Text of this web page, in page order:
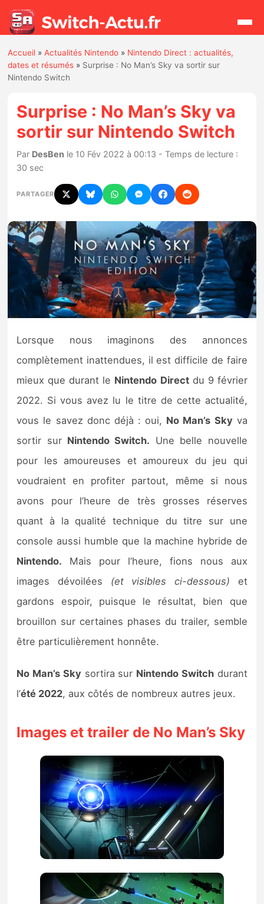
Rechercher
Actualités
Jeux
Hardware
Mises à jour
Chiffres de ventes
Rumeurs
Nintendo Direct
Tests et previews
Tests de jeux
Tests d’accessoires
Previews
Précommandes
Précommandes jeux Switch 2
Sorties de jeux
Bons plans
Accueil »Actualités Nintendo » Nintendo Direct : actualités,
dates et résumés » Surprise : No Man’s Sky va sortir sur
Nintendo Switch
Surprise : No Man’s Sky va
sortir sur Nintendo Switch
Par DesBen le 10 Fév 2022 à 00:13 - Temps de lecture :
30 sec
PARTAGER
Lorsque nous imaginons des annonces
complètement inattendues, il est difficile de faire
mieux que durant le Nintendo Directdu 9 février
2022. Si vous avez lu le titre de cette actualité,
vous le savez donc déjà : oui, No Man’s Skyva
sortir sur Nintendo Switch. Une belle nouvelle
pour les amoureuses et amoureux du jeu qui
voudraient en profiter partout, même si nous
avons pour l’heure de très grosses réserves
quant à la qualité technique du titre sur une
console aussi humble que la machine hybride de
Nintendo. Mais pour l’heure, fions nous aux
images dévoilées (et visibles ci-dessous) et
gardons espoir, puisque le résultat, bien que
brouillon sur certaines phases du trailer, semble
être particulièrement honnête.
No Man’s Skysortira sur Nintendo Switchdurant
l’été 2022, aux côtés de nombreux autres jeux.
Images et trailer de No Man’s Sky